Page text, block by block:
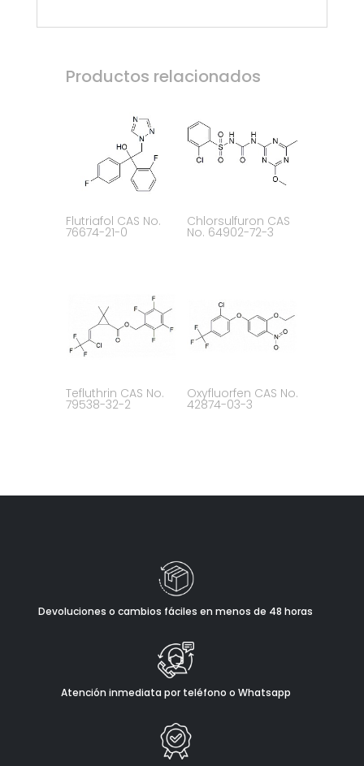
Productos relacionados
Flutriafol CAS No.
76674-21-0
Chlorsulfuron CAS
No. 64902-72-3
Tefluthrin CAS No.
79538-32-2
Oxyfluorfen CAS No.
42874-03-3
Devoluciones o cambios fáciles en menos de 48 horas
Atención inmediata por teléfono o Whatsapp